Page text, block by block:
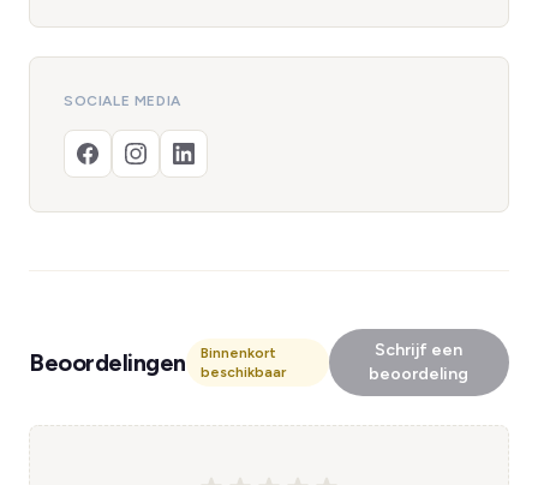
SOCIALE MEDIA
Beoordelingen
Binnenkort
beschikbaar
Schrijf een
beoordeling